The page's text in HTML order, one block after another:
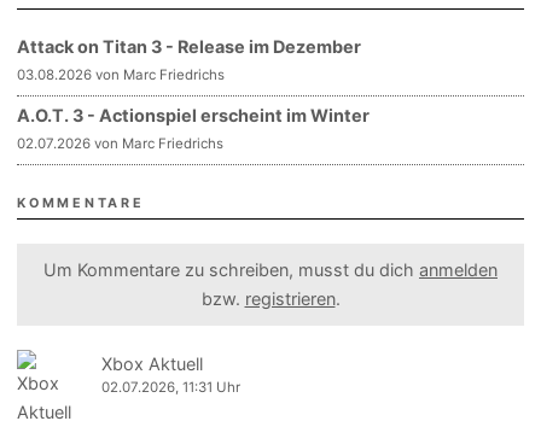
Attack on Titan 3 - Release im Dezember
03.08.2026 von Marc Friedrichs
A.O.T. 3 - Actionspiel erscheint im Winter
02.07.2026 von Marc Friedrichs
KOMMENTARE
Um Kommentare zu schreiben, musst du dich anmelden
bzw. registrieren.
Xbox Aktuell
02.07.2026, 11:31 Uhr